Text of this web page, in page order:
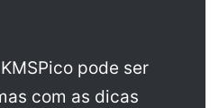
pode ser
com as dicas